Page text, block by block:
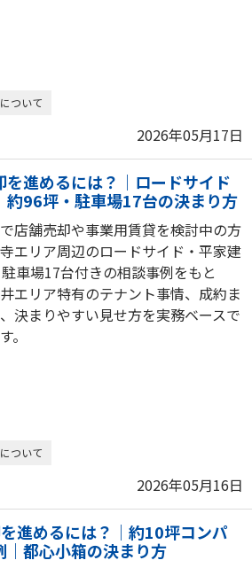
ついて
2026年05月17日
進めるには？｜ロードサイド
約96坪・駐車場17台の決まり方
店舗売却や事業用賃貸を検討中の方
エリア周辺のロードサイド・平家建
車場17台付きの相談事例をもと
エリア特有のテナント事情、成約ま
決まりやすい見せ方を実務ベースで
。
ついて
2026年05月16日
進めるには？｜約10坪コンパ
｜都心小箱の決まり方